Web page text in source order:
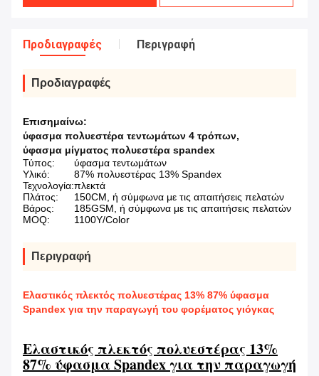
Προδιαγραφές Περιγραφή
Προδιαγραφές
Επισημαίνω:
ύφασμα πολυεστέρα τεντωμάτων 4 τρόπων,
ύφασμα μίγματος πολυεστέρα spandex
Τύπος:
ύφασμα τεντωμάτων
Υλικό:
87% πολυεστέρας 13% Spandex
Τεχνολογία:πλεκτά
Πλάτος:
150CM, ή σύμφωνα με τις απαιτήσεις πελατών
Βάρος:
185GSM, ή σύμφωνα με τις απαιτήσεις πελατών
MOQ:
1100Y/Color
Περιγραφή
Ελαστικός πλεκτός πολυεστέρας 13% 87% ύφασμα
Spandex για την παραγωγή του φορέματος γιόγκας
Ελαστικός πλεκτός πολυεστέρας 13%
87% ύφασμα Spandex για την παραγωγή